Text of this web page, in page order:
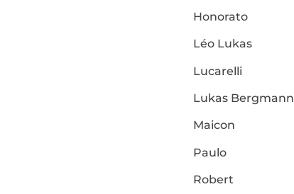
Honorato
Léo Lukas
Lucarelli
Lukas Bergmann
Maicon
Paulo
Robert